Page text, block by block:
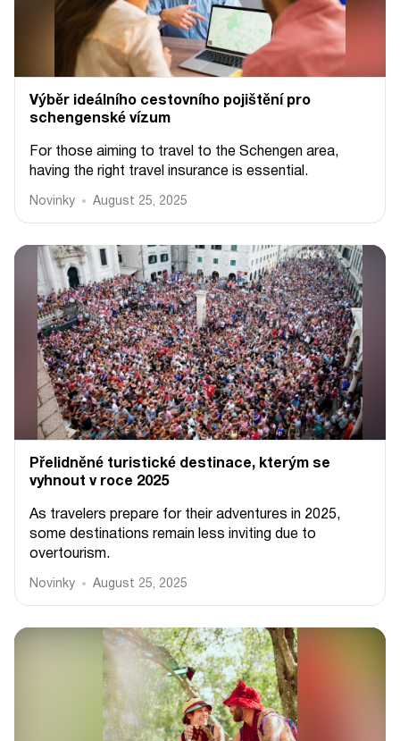
Výběr ideálního cestovního pojištění pro
schengenské vízum
For those aiming to travel to the Schengen area,
having the right travel insurance is essential.
Novinky August 25, 2025
Přelidněné turistické destinace, kterým se
vyhnout v roce 2025
As travelers prepare for their adventures in 2025,
some destinations remain less inviting due to
overtourism.
Novinky August 25, 2025